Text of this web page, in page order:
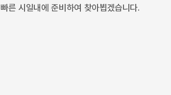
빠른 시일내에 준비하여 찾아뵙겠습니다.